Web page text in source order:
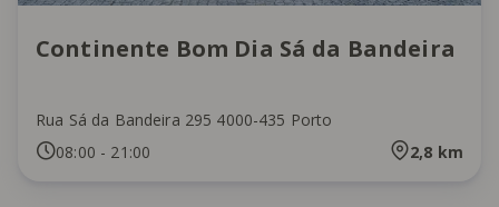
Continente Bom Dia Sá da Bandeira
Rua Sá da Bandeira 295 4000-435 Porto
08:00 - 21:00 2,8 km